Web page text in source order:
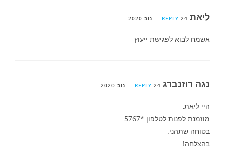
ליאת REPLY 24 נוב 2020
אשמח לבוא לפגישת ייעוץ
נגה רוזנברג REPLY 24 נוב 2020
היי ליאת,
מוזמנת לפנות לטלפון *5767
בטוחה שתהני.
בהצלחה!